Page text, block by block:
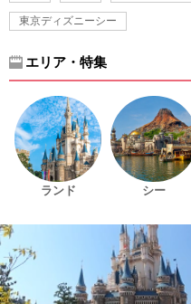
東京ディズニーシー
エリア・特集
ランド シー